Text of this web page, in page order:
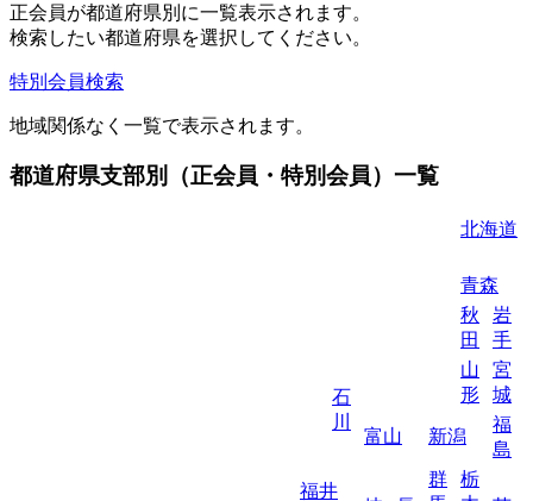
正会員が都道府県別に一覧表示されます。
検索したい都道府県を選択してください。
特別会員検索
地域関係なく一覧で表示されます。
都道府県支部別（正会員・特別会員）一覧
北海道
青森
秋
田
岩
手
石
川
山
形
宮
城
富山 新潟
福
島
福井
群
栃